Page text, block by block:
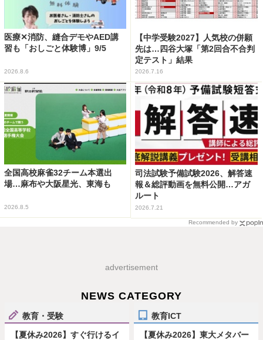
医療✕消防、縫合デモやAED講
習も「おしごと体験博」9/5
2026.8.6
【中学受験2027】人気校の併願
先は…四谷大塚「第2回合不合判
定テスト」結果
2026.7.16
全国高校麻雀32チーム本選出
場…麻布や大阪星光、東海も
2026.8.5
司法試験予備試験2026、解答速
報＆総評動画を無料公開…アガ
ルート
2026.7.21
Recommended by
advertisement
NEWS CATEGORY
教育・受験
【夏休み2026】すぐ行けるイ
教育ICT
【夏休み2026】東大メタバー